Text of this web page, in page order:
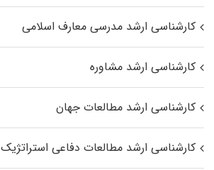
کارشناسی ارشد مدرسی معارف اسلامی
کارشناسی ارشد مشاوره
کارشناسی ارشد مطالعات جهان
کارشناسی ارشد مطالعات دفاعی استراتژیک